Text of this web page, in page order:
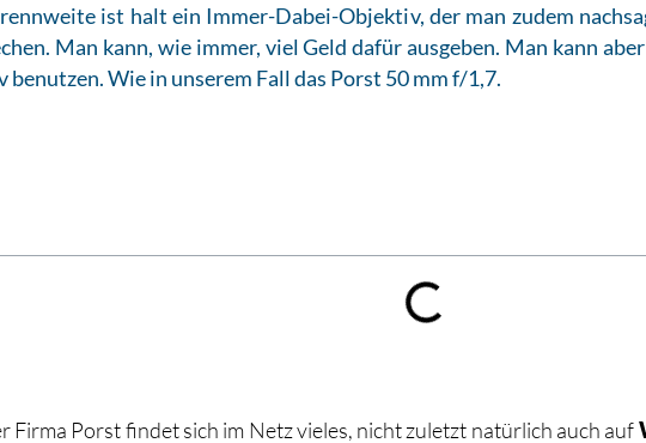
ist halt ein Immer-Dabei-Objektiv, der man zudem
Man kann, wie immer, viel Geld dafür ausgeben. Man kann
benutzen. Wie in unserem Fall das Porst 50 mm f/1,7.
Firma Porst findet sich im Netz vieles, nicht zuletzt natürlich auch auf